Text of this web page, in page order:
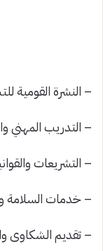
– النشرة القومية
– التدريب المهني
– التشريعات
– خدمات السلامة
– تقديم الشكاوى